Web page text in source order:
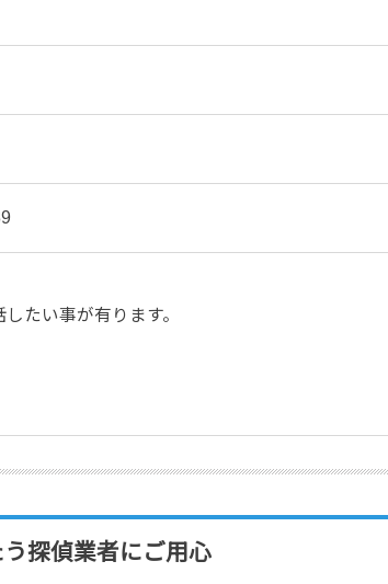
たい事が有ります。
探偵業者にご用心